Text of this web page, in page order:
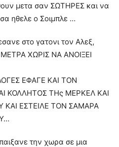
μετα σαν ΣΩΤΗΡΕΣ και να
ηθελε ο Σοιμπλε …
στο γατονι τον Αλεξ,
ΧΩΡΙΣ ΝΑ ΑΝΟΙΞΕΙ
ΕΦΑΓΕ ΚΑΙ ΤΟΝ
ΚΟΛΛΗΤΟΣ ΤΗς ΜΕΡΚΕΛ ΚΑΙ
ΚΑΙ ΕΣΤΕΙΛΕ ΤΟΝ ΣΑΜΑΡΑ
την χωρα σε μια